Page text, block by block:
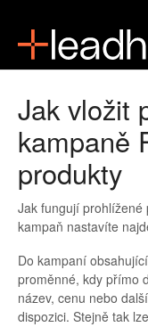
Jak vložit
kampaně
produkty
Jak fungují prohlížené
kampaň nastavíte
Do kampaní
proměnné, kdy přímo
název, cenu nebo
dispozici. Stejně tak